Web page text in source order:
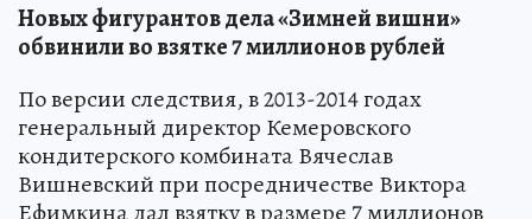
Новых фигурантов дела «Зимней вишни»
обвинили во взятке 7 миллионов рублей
По версии следствия, в 2013-2014 годах
генеральный директор Кемеровского
кондитерского комбината Вячеслав
Вишневский при посредничестве Виктора
Ефимкина дал взятку в размере 7 миллионов